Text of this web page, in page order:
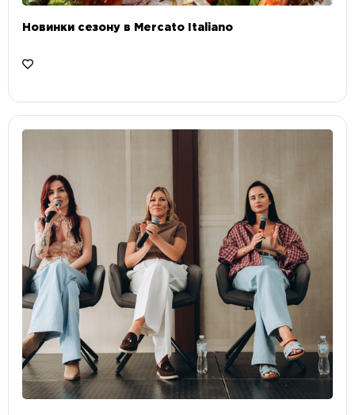
Новинки сезону в Mercato Italiano